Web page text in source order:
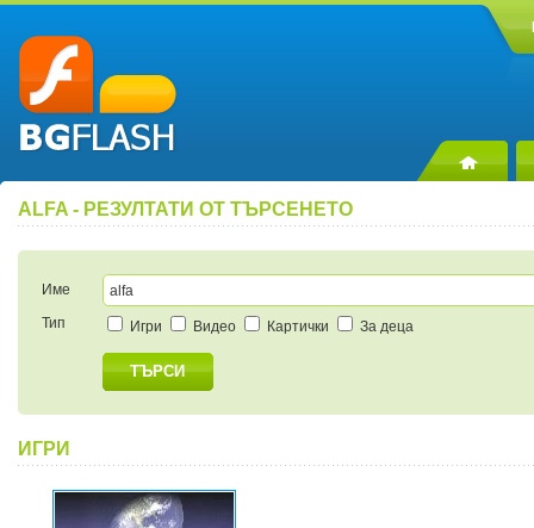
ALFA - РЕЗУЛТАТИ ОТ ТЪРСЕНЕТО
Име
Тип
Игри Видео Картички За деца
ТЪРСИ
ИГРИ